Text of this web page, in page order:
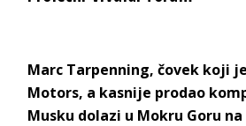
Marc Tarpenning, čovek koji
Motors, a kasnije prodao
Musku dolazi u Mokru Goru